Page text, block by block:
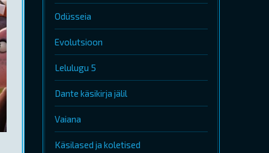
Odüsseia
Evolutsioon
Lelulugu 5
Dante käsikirja jälil
Vaiana
Käsilased ja koletised